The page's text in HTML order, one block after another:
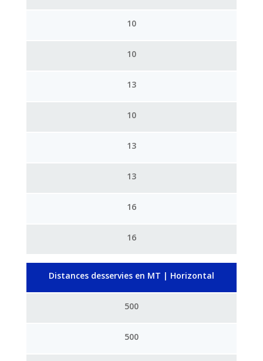
10
10
13
10
13
13
16
16
Distances desservies en MT | Horizontal
500
500